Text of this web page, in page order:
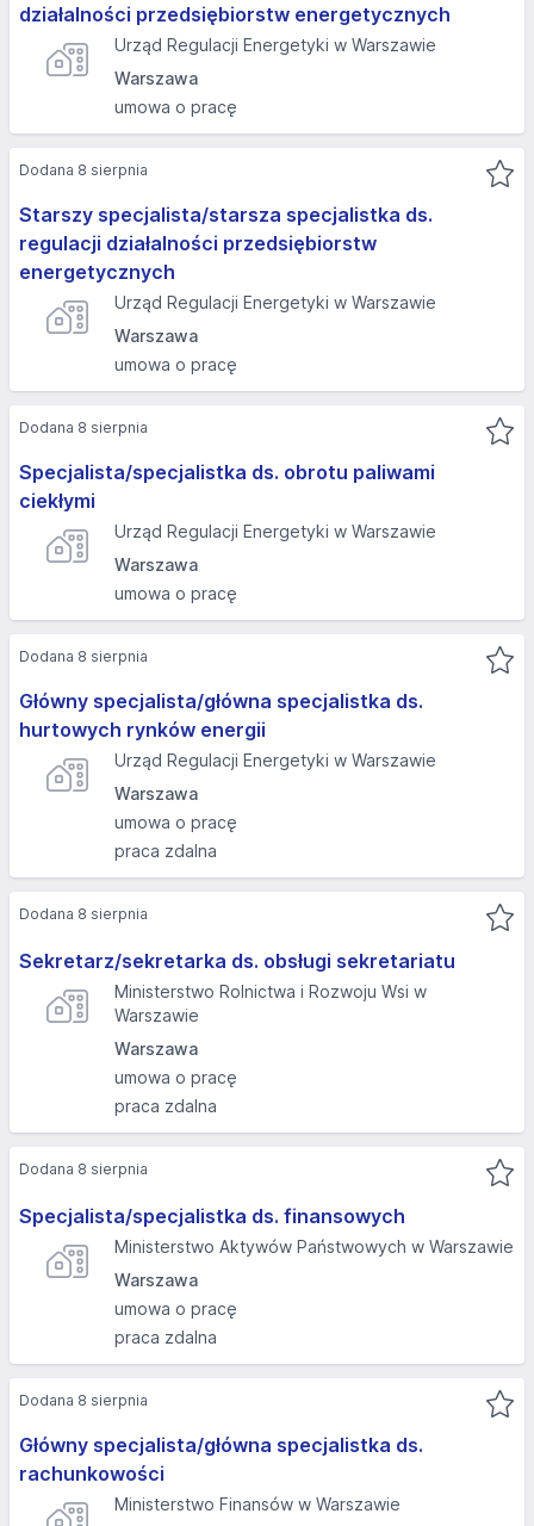
działalności przedsiębiorstw energetycznych
Urząd Regulacji Energetyki w Warszawie
Warszawa
umowa o pracę
Starszy specjalista/starsza specjalistka ds.
regulacji działalności przedsiębiorstw
energetycznych
Urząd Regulacji Energetyki w Warszawie
Warszawa
umowa o pracę
Dodana 8 sierpnia
Specjalista/specjalistka ds. obrotu paliwami
ciekłymi
Urząd Regulacji Energetyki w Warszawie
Warszawa
umowa o pracę
Dodana 8 sierpnia
Główny specjalista/główna specjalistka ds.
hurtowych rynków energii
Urząd Regulacji Energetyki w Warszawie
Warszawa
umowa o pracę
praca zdalna
Dodana 8 sierpnia
Sekretarz/sekretarka ds. obsługi sekretariatu
Ministerstwo Rolnictwa i Rozwoju Wsi w
Warszawie
Warszawa
umowa o pracę
praca zdalna
Dodana 8 sierpnia
Specjalista/specjalistka ds. finansowych
Ministerstwo Aktywów Państwowych w Warszawie
Warszawa
umowa o pracę
praca zdalna
Dodana 8 sierpnia
Główny specjalista/główna specjalistka ds.
rachunkowości
Ministerstwo Finansów w Warszawie
Dodana 8 sierpnia